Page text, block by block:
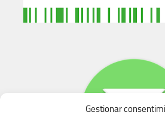
Gestionar